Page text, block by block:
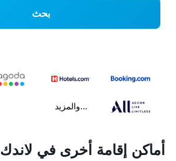
بحث
...والمزيد
أماكن إقامة أخرى في لاندك